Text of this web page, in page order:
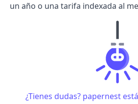
un año o una tarifa indexada al
¿Tienes dudas? papernest